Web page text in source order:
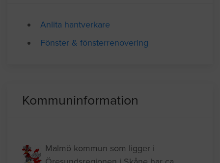
Mer information om
Kommuninformation